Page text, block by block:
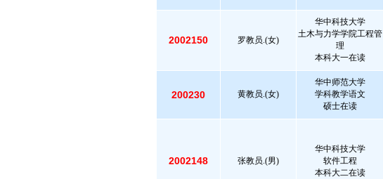
2002150 罗教员.(女)
华中科技大学
土木与力学学院工程管
理
本科大一在读
200230 黄教员.(女)
华中师范大学
学科教学语文
硕士在读
2002148 张教员.(男)
华中科技大学
软件工程
本科大二在读